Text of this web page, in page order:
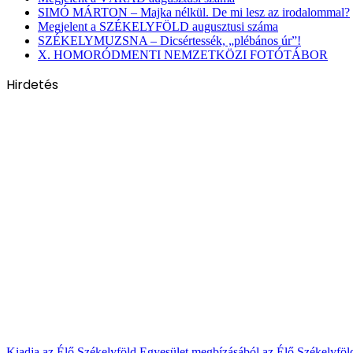
SIMÓ MÁRTON – Majka nélkül. De mi lesz az irodalommal?
Megjelent a SZÉKELYFÖLD augusztusi száma
SZÉKELYMUZSNA – Dicsértessék, „plébános úr”!
X. HOMORÓDMENTI NEMZETKÖZI FOTÓTÁBOR
Hirdetés